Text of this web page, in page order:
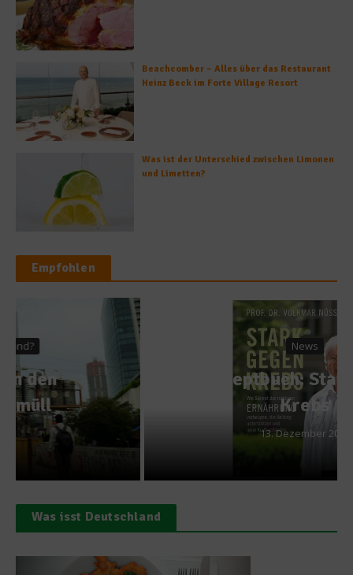
Beachcomber – Alles über das Restaurant
Heinz Beck im Forte Village Resort
Was ist der Unterschied zwischen Limonen
und Limetten?
Empfohlen
Rezeptbuch: Stark gegen
13. Dezember 2017
Was isst Deutschland